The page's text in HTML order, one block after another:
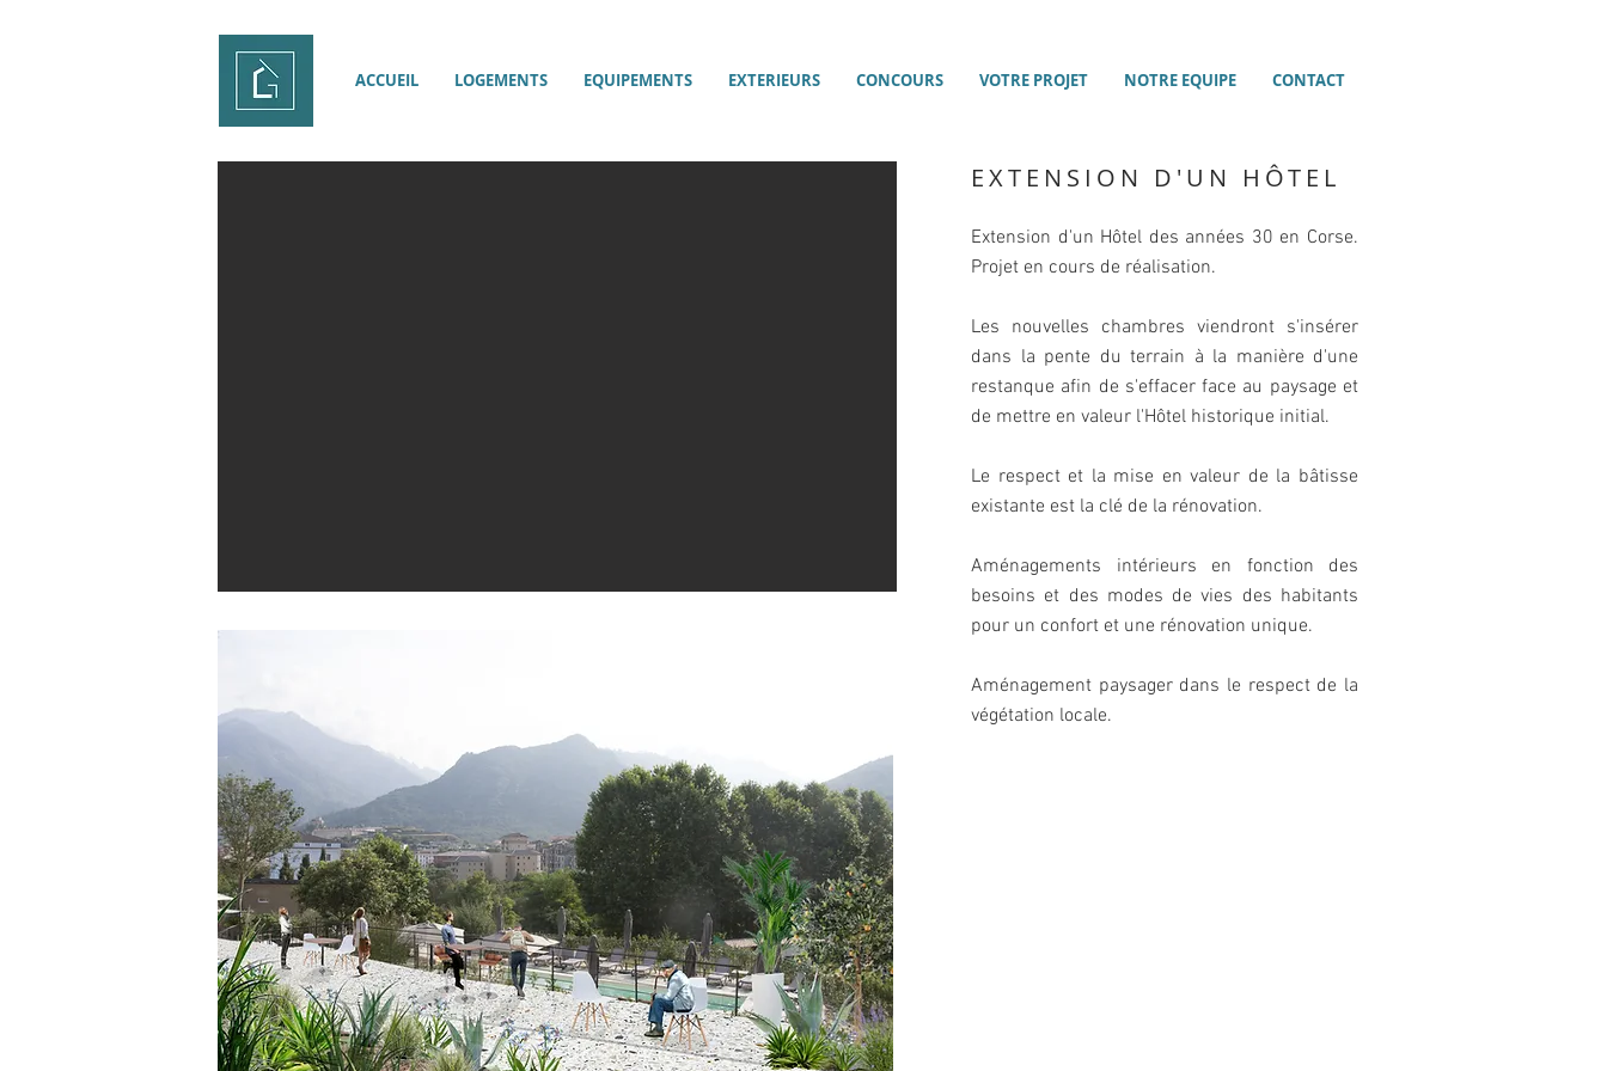
ACCUEIL LOGEMENTS EQUIPEMENTS EXTERIEURS CONCOURS VOTRE PROJET NOTRE EQUIPE CONTACT
EXTENSION D'UN HÔTEL
Extension d'un Hôtel des années 30 en Corse.
Projet en cours de réalisation.
Les nouvelles chambres viendront s'insérer
dans la pente du terrain à la manière d'une
restanque afin de s'effacer face au paysage et
de mettre en valeur l'Hôtel historique initial.
Le respect et la mise en valeur de la bâtisse
existante est la clé de la rénovation.
Aménagements intérieurs en fonction des
besoins et des modes de vies des habitants
pour un confort et une rénovation unique.
Aménagement paysager dans le respect de la
végétation locale.